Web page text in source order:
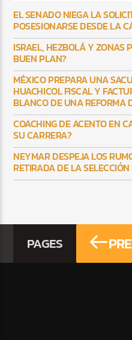
EL SENADO NIEGA LA
POSESIONARSE DESDE LA
ISRAEL, HEZBOLÁ Y ZONAS
BUEN PLAN?
MÉXICO PREPARA UNA
HUACHICOL FISCAL Y
BLANCO DE UNA REFORMA
COACHING DE ACENTO EN
SU CARRERA?
NEYMAR DESPEJA LOS
RETIRADA DE LA
PAGES